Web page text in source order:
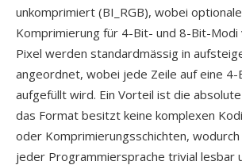
unkomprimiert (BI_RGB), wobei
Komprimierung für 4-Bit- und 8-Bit-Modi
Pixel werden standardmässig in
angeordnet, wobei jede Zeile auf eine
aufgefüllt wird. Ein Vorteil ist die
das Format besitzt keine komplexen
oder Komprimierungsschichten,
jeder Programmiersprache trivial lesbar